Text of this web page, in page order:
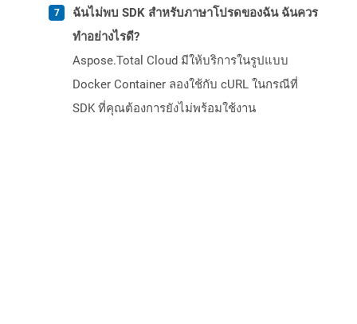
ฉันไม่พบ SDK สำหรับภาษาโปรดของฉัน ฉันควร
ทำอย่างไรดี?
Aspose.Total Cloud มีให้บริการในรูปแบบ
Docker Container ลองใช้กับ cURL ในกรณีที่
SDK ที่คุณต้องการยังไม่พร้อมใช้งาน